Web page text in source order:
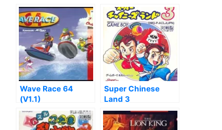
Wave Race 64
(V1.1)
Super Chinese
Land 3